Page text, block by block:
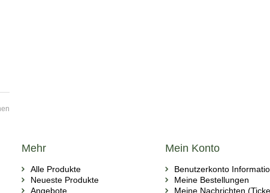
Mehr
Alle Produkte
Neueste Produkte
Angebote
Mein Konto
Benutzerkonto
Meine Bestellungen
Meine Nachrichten